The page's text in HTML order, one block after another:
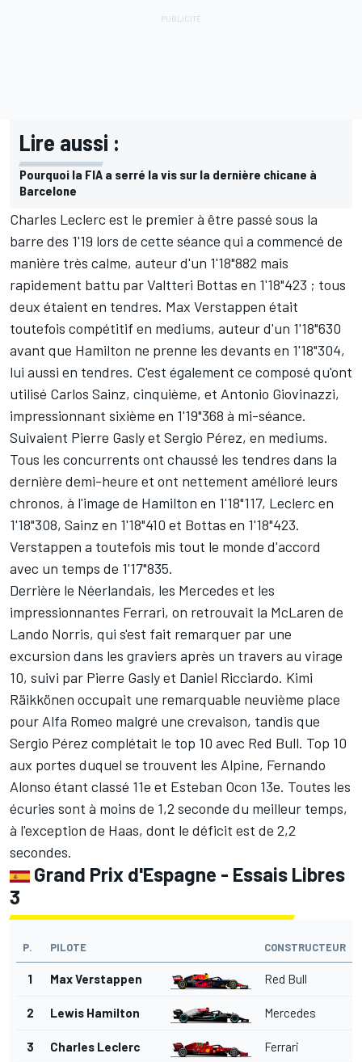
Lire aussi :
Pourquoi la FIA a serré la vis sur la dernière chicane à
Barcelone
Charles Leclerc est le premier à être passé sous la
barre des 1'19 lors de cette séance qui a commencé de
manière très calme, auteur d'un 1'18"882 mais
rapidement battu par Valtteri Bottas en 1'18"423 ; tous
deux étaient en tendres. Max Verstappen était
toutefois compétitif en mediums, auteur d'un 1'18"630
avant que Hamilton ne prenne les devants en 1'18"304,
lui aussi en tendres. C'est également ce composé qu'ont
utilisé Carlos Sainz, cinquième, et Antonio Giovinazzi,
impressionnant sixième en 1'19"368 à mi-séance.
Suivaient Pierre Gasly et Sergio Pérez, en mediums.
Tous les concurrents ont chaussé les tendres dans la
dernière demi-heure et ont nettement amélioré leurs
chronos, à l'image de Hamilton en 1'18"117, Leclerc en
1'18"308, Sainz en 1'18"410 et Bottas en 1'18"423.
Verstappen a toutefois mis tout le monde d'accord
avec un temps de 1'17"835.
Derrière le Néerlandais, les Mercedes et les
impressionnantes Ferrari, on retrouvait la McLaren de
Lando Norris, qui s'est fait remarquer par une
excursion dans les graviers après un travers au virage
10, suivi par Pierre Gasly et Daniel Ricciardo. Kimi
Räikkönen occupait une remarquable neuvième place
pour Alfa Romeo malgré une crevaison, tandis que
Sergio Pérez complétait le top 10 avec Red Bull. Top 10
aux portes duquel se trouvent les Alpine, Fernando
Alonso étant classé 11e et Esteban Ocon 13e. Toutes les
écuries sont à moins de 1,2 seconde du meilleur temps,
à l'exception de Haas, dont le déficit est de 2,2
secondes.
Grand Prix d'Espagne - Essais Libres
3
P. PILOTE CONSTRUCTEUR
1 Max Verstappen Red Bull
2 Lewis Hamilton Mercedes
3 Charles Leclerc Ferrari